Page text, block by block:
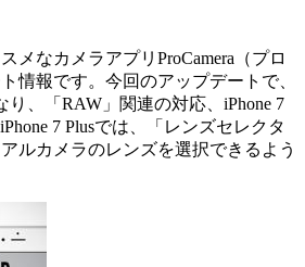
メなカメラアプリProCamera（プロ
情報です。今回のアップデートで、
り、「RAW」関連の対応、iPhone 7
7 Plusでは、「レンズセレクタ
ルカメラのレンズを選択できるよう